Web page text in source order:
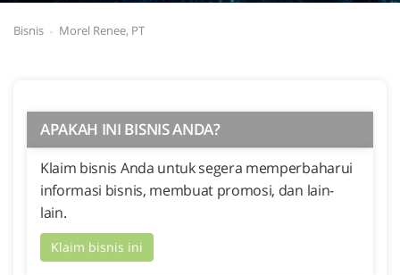
Bisnis Morel Renee, PT
APAKAH INI BISNIS ANDA?
Klaim bisnis Anda untuk segera memperbaharui
informasi bisnis, membuat promosi, dan lain-
lain.
Klaim bisnis ini